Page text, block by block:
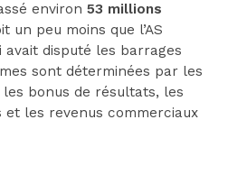
environ 53 millions
un peu moins que l’AS
avait disputé les barrages
sont déterminées par les
bonus de résultats, les
les revenus commerciaux